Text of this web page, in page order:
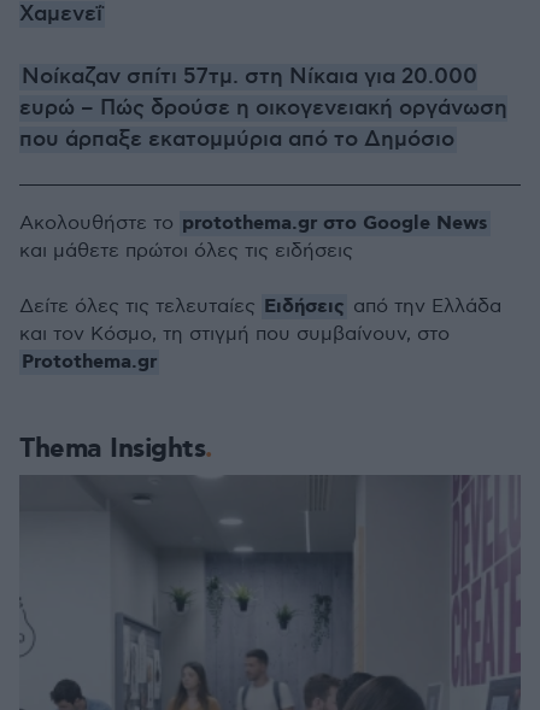
Χαμενεΐ
Νοίκαζαν σπίτι 57τμ. στη Νίκαια για 20.000
ευρώ – Πώς δρούσε η οικογενειακή οργάνωση
που άρπαξε εκατομμύρια από το Δημόσιο
Thema Insights
Ακολουθήστε το protothema.gr στο Google News
και μάθετε πρώτοι όλες τις ειδήσεις
Δείτε όλες τις τελευταίες Ειδήσεις από την Ελλάδα
και τον Κόσμο, τη στιγμή που συμβαίνουν, στο
Protothema.gr